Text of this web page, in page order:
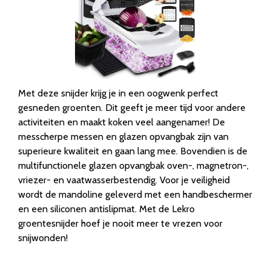
Met deze snijder krijg je in een oogwenk perfect
gesneden groenten. Dit geeft je meer tijd voor andere
activiteiten en maakt koken veel aangenamer! De
messcherpe messen en glazen opvangbak zijn van
superieure kwaliteit en gaan lang mee. Bovendien is de
multifunctionele glazen opvangbak oven-, magnetron-,
vriezer- en vaatwasserbestendig. Voor je veiligheid
wordt de mandoline geleverd met een handbeschermer
en een siliconen antislipmat. Met de Lekro
groentesnijder hoef je nooit meer te vrezen voor
snijwonden!